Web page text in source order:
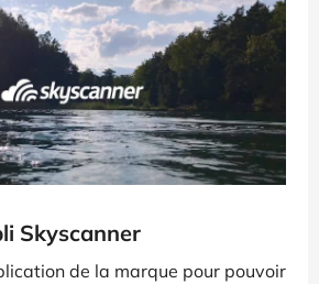
Skyscanner
de la marque pour pouvoir